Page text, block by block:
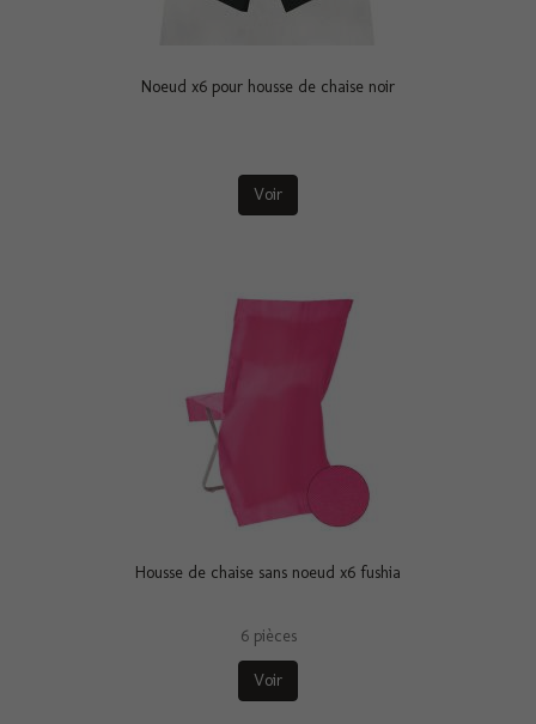
Noeud x6 pour housse de chaise noir
Voir
Housse de chaise sans noeud x6 fushia
6 pièces
Voir